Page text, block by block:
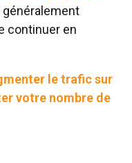
continuer en
le trafic sur
votre nombre de